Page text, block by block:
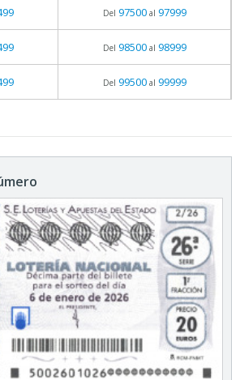
Del 97500al 97999
Del 98500al 98999
Del 99500al 99999